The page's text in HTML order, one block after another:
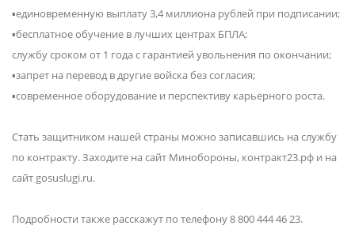
▪️единовременную выплату 3,4 миллиона рублей при подписании;
▪️бесплатное обучение в лучших центрах БПЛА;
службу сроком от 1 года с гарантией увольнения по окончании;
▪️запрет на перевод в другие войска без согласия;
▪️современное оборудование и перспективу карьерного роста.
Стать защитником нашей страны можно записавшись на службу
по контракту. Заходите на сайт Минобороны, контракт23.рф и на
сайт gosuslugi.ru.
Подробности также расскажут по телефону 8 800 444 46 23.